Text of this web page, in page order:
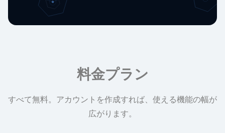
料金プラン
すべて無料。アカウントを作成すれば、使える機能の幅が
広がります。